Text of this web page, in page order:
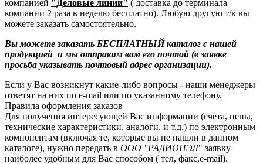
компанией "Деловые линии" ( доставка до терминала
компании 2 раза в неделю бесплатно). Любую другую т/к вы
можете заказать самостоятельно.
Вы можете заказать БЕСПЛАТНЫЙ каталог с нашей
продукцией и мы отправим вам его почтой (в заявке
просьба указывать почтовый адрес организации).
Если у Вас возникнут какие-либо вопросы - наши менеджеры
ответят на них по e-mail или по указанному телефону.
Правила оформления заказов
Для получения интересующей Вас информации (счета, цены,
технические характеристики, аналоги, и т.д.) по электронным
компонентам (включая те, которые вы не нашли в данном
каталоге), нужно передать в ООО "РАДИОНЭЛ" заявку
наиболее удобным для Вас способом ( тел, факс,e-mail).